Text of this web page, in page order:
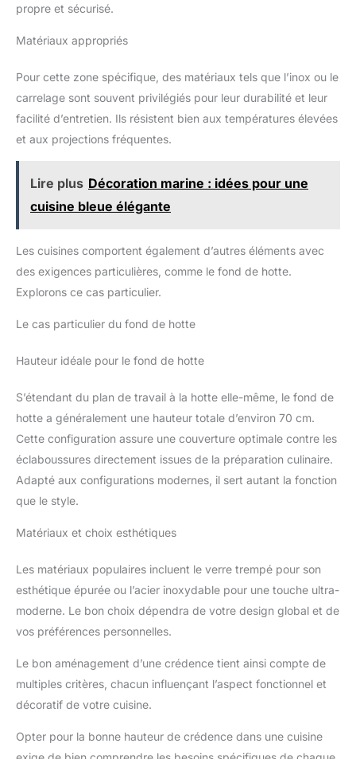
propre et sécurisé.
Matériaux appropriés
Pour cette zone spécifique, des matériaux tels que l’inox ou le
carrelage sont souvent privilégiés pour leur durabilité et leur
facilité d’entretien. Ils résistent bien aux températures élevées
et aux projections fréquentes.
Lire plus Décoration marine : idées pour une
cuisine bleue élégante
Les cuisines comportent également d’autres éléments avec
des exigences particulières, comme le fond de hotte.
Explorons ce cas particulier.
Le cas particulier du fond de hotte
Hauteur idéale pour le fond de hotte
S’étendant du plan de travail à la hotte elle-même, le fond de
hotte a généralement une hauteur totale d’environ 70 cm.
Cette configuration assure une couverture optimale contre les
éclaboussures directement issues de la préparation culinaire.
Adapté aux configurations modernes, il sert autant la fonction
que le style.
Matériaux et choix esthétiques
Les matériaux populaires incluent le verre trempé pour son
esthétique épurée ou l’acier inoxydable pour une touche ultra-
moderne. Le bon choix dépendra de votre design global et de
vos préférences personnelles.
Le bon aménagement d’une crédence tient ainsi compte de
multiples critères, chacun influençant l’aspect fonctionnel et
décoratif de votre cuisine.
Opter pour la bonne hauteur de crédence dans une cuisine